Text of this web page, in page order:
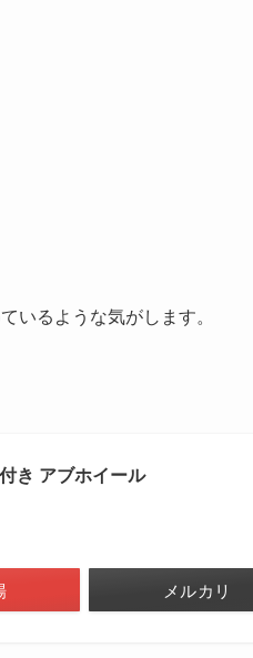
いるような気がします。
き アブホイール
メルカリ